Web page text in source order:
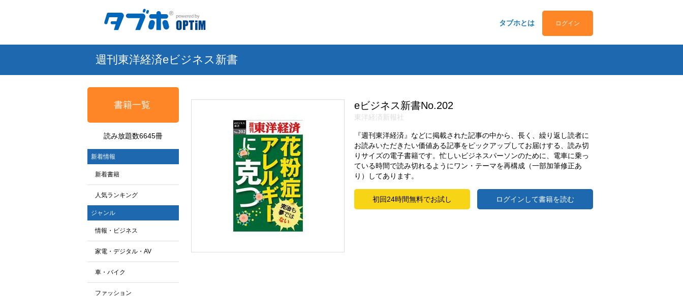
タブホとは ログイン
週刊東洋経済eビジネス新書
書籍一覧
読み放題数6645冊
新着情報
新着書籍
人気ランキング
ジャンル
情報・ビジネス
家電・デジタル・AV
車・バイク
ファッション
eビジネス新書No.202
東洋経済新報社
『週刊東洋経済』などに掲載された記事の中から、長く、繰り返し読者に
お読みいただきたい価値ある記事をピックアップしてお届けする、読み切
りサイズの電子書籍です。忙しいビジネスパーソンのために、電車に乗っ
ている時間で読み切れるようにワン・テーマを再構成（一部加筆修正あ
り）してあります。
初回24時間無料でお試し ログインして書籍を読む